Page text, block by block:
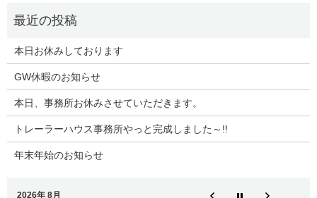
本日お休みしております
GW休暇のお知らせ
本日、事務所お休みさせていただきます。
トレーラーハウス事務所やっと完成しました～!!
年末年始のお知らせ
2026年 8月